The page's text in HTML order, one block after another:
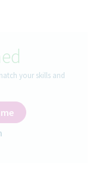
Du ein fester Teil
von Grund
der Teva mit.
your skills and